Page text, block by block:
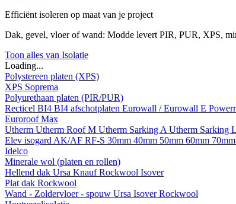
Efficiënt isoleren op maat van je project
Dak, gevel, vloer of wand: Modde levert PIR, PUR, XPS,
Toon alles van Isolatie
Loading...
Polystereen platen (XPS)
XPS Soprema
Polyurethaan platen (PIR/PUR)
Recticel BI4 BI4 afschotplaten Eurowall / Eurowall E
Euroroof Max
Utherm Utherm Roof M Utherm Sarking A Utherm Sarking
Elev isogard AK/AF RF-S 30mm 40mm 50mm 60mm 70mm
Idelco
Minerale wol (platen en rollen)
Hellend dak Ursa KnaufRockwool Isover
Plat dak Rockwool
Wand - Zoldervloer - spouw Ursa IsoverRockwool